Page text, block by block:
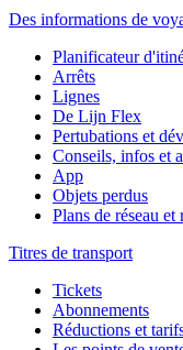
Des informations de
Planificateur
Arrêts
Lignes
De Lijn Flex
Pertubations et
Conseils, infos et
App
Objets perdus
Plans de réseau
Titres de transport
Tickets
Abonnements
Réductions et